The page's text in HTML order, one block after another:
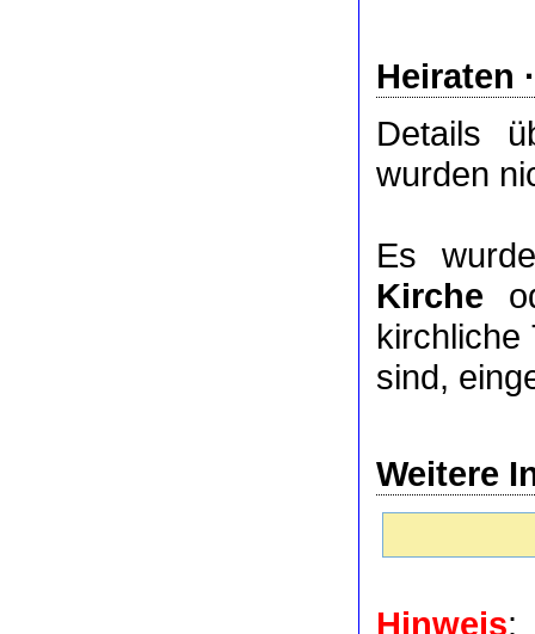
Heiraten
Details
wurden
Es
Kirche
kirchliche
sind,
Weitere
Hinweis: